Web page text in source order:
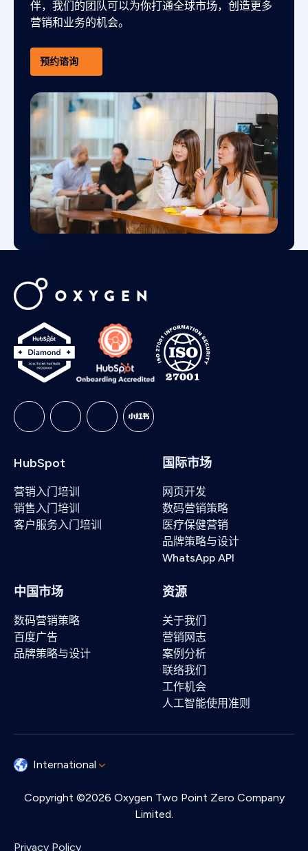
伴，我们的团队可以为你打通全球市场，创造更多
营销和业务的机会。
预约谘询
HubSpot
营销入门培训
销售入门培训
客户服务入门培训
国际市场
网页开发
数码营销策略
医疗保健营销
品牌策略与设计
WhatsApp API
中国市场
数码营销策略
百度广告
品牌策略与设计
资源
关于我们
营销网志
案例分析
联络我们
工作机会
人工智能使用准则
International
Copyright ©2026 Oxygen Two Point Zero Company
Limited.
Privacy Policy